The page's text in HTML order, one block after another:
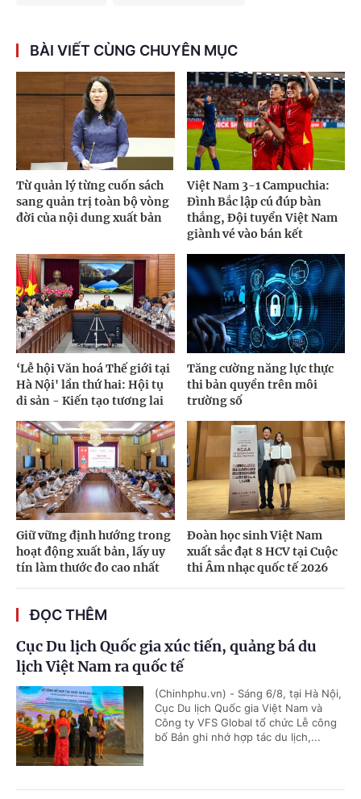
BÀI VIẾT CÙNG CHUYÊN MỤC
Từ quản lý từng cuốn sách
sang quản trị toàn bộ vòng
đời của nội dung xuất bản
Việt Nam 3-1 Campuchia:
Đình Bắc lập cú đúp bàn
thắng, Đội tuyển Việt Nam
giành vé vào bán kết
‘Lễ hội Văn hoá Thế giới tại
Hà Nội' lần thứ hai: Hội tụ
di sản - Kiến tạo tương lai
Tăng cường năng lực thực
thi bản quyền trên môi
trường số
Giữ vững định hướng trong
hoạt động xuất bản, lấy uy
tín làm thước đo cao nhất
Đoàn học sinh Việt Nam
xuất sắc đạt 8 HCV tại Cuộc
thi Âm nhạc quốc tế 2026
ĐỌC THÊM
Cục Du lịch Quốc gia xúc tiến, quảng bá du
lịch Việt Nam ra quốc tế
(Chinhphu.vn) - Sáng 6/8, tại Hà Nội,
Cục Du lịch Quốc gia Việt Nam và
Công ty VFS Global tổ chức Lễ công
bố Bản ghi nhớ hợp tác du lịch,...